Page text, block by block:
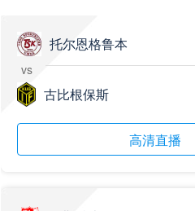
标签
标签
2025年5月24日
标签
欧联杯决赛
托尔恩格鲁本
vs
古比根保斯
高清直播